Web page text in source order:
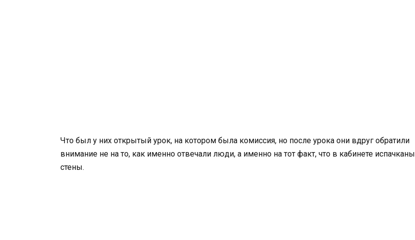
Что был у них открытый урок, на котором была комиссия, но после урока они вдруг обратили
внимание не на то, как именно отвечали люди, а именно на тот факт, что в кабинете испачканы
стены.